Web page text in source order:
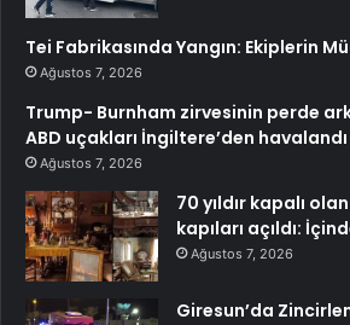
Tei Fabrikasında Yangın: Ekiplerin
Ağustos 7, 2026
Trump- Burnham zirvesinin perde
ABD uçakları İngiltere’den havalandı
Ağustos 7, 2026
70 yıldır kapalı
kapıları açıldı:
Ağustos 7, 2026
Giresun’da